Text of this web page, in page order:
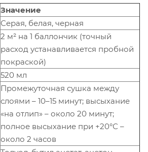
Значение
Серая, белая, черная
2 м² на 1 баллончик (точный
расход устанавливается пробной
покраской)
520 мл
Промежуточная сушка между
слоями – 10–15 минут; высыхание
«на отлип» – около 20 минут;
полное высыхание при +20°С –
около 2 часов